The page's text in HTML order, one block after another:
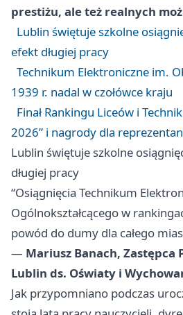
prestiżu, ale też realnych
Lublin świętuje szkolne
efekt długiej pracy
Technikum Elektroniczne im.
1939 r. nadal w czołówce kraju
Finał Rankingu Liceów i
2026” i nagrody dla
Lublin świętuje szkolne
długiej pracy
“Osiągnięcia Technikum
Ogólnokształcącego w
powód do dumy dla całego
— Mariusz Banach, Zastępca
Lublin ds. Oświaty i
Jak przypomniano podczas